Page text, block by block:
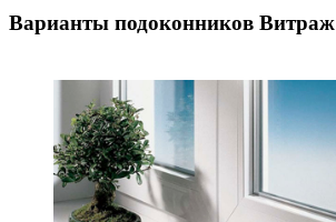
Варианты подоконников Витраж